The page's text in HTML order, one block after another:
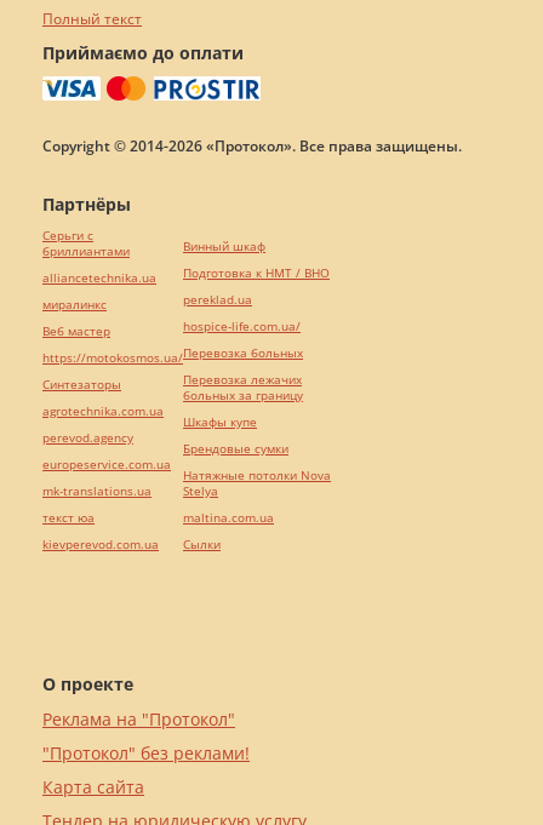
Полный текст
Приймаємо до оплати
Copyright © 2014-2026 «Протокол». Все права защищены.
О проекте
Реклама на "Протокол"
"Протокол" без реклами!
Карта сайта
Партнёры
Серьги с
бриллиантами
alliancetechnika.ua
миралинкс
Веб мастер
https://motokosmos.ua/
Синтезаторы
agrotechnika.com.ua
perevod.agency
europeservice.com.ua
mk-translations.ua
текст юа
kievperevod.com.ua
Винный шкаф
Подготовка к НМТ / ВНО
pereklad.ua
hospice-life.com.ua/
Перевозка больных
Перевозка лежачих
больных за границу
Шкафы купе
Брендовые сумки
Натяжные потолки Nova
Stelya
maltina.com.ua
Cылки